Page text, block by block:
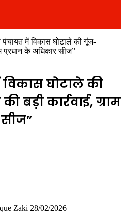
पंचायत में विकास घोटाले की गूंज-
प्रधान के अधिकार सीज”
घोटाले की
बड़ी कार्रवाई, ग्राम
Zaki 28/02/2026